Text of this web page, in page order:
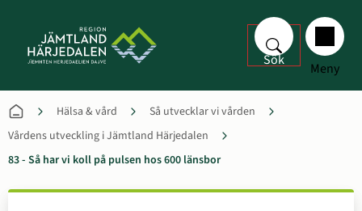
Sök Meny
Hälsa & vård
Så utvecklar vi vården
Vårdens utveckling i Jämtland Härjedalen
83 - Så har vi koll på pulsen hos 600 länsbor